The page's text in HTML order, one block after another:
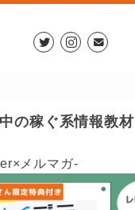
の稼ぐ系情報教材
メルマガ-